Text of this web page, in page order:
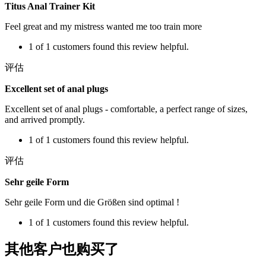
Titus Anal Trainer Kit
Feel great and my mistress wanted me too train more
1 of 1 customers found this review helpful.
评估
Excellent set of anal plugs
Excellent set of anal plugs - comfortable, a perfect range of sizes,
and arrived promptly.
1 of 1 customers found this review helpful.
评估
Sehr geile Form
Sehr geile Form und die Größen sind optimal !
1 of 1 customers found this review helpful.
其他客户也购买了